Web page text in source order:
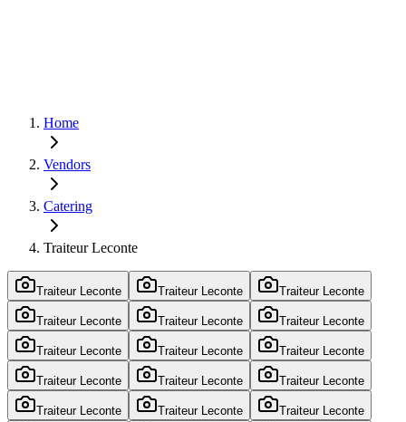
Home
Vendors
Catering
Traiteur Leconte
Traiteur Leconte Traiteur Leconte Traiteur Leconte
Traiteur Leconte Traiteur Leconte Traiteur Leconte
Traiteur Leconte Traiteur Leconte Traiteur Leconte
Traiteur Leconte Traiteur Leconte Traiteur Leconte
Traiteur Leconte Traiteur Leconte Traiteur Leconte